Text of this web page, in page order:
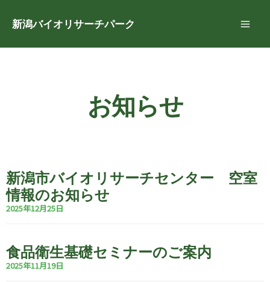
ス
新潟バイオリサーチパーク
お知らせ
新潟市バイオリサーチセンター 空室
情報のお知らせ
2025年12月25日
食品衛生基礎セミナーのご案内
2025年11月19日